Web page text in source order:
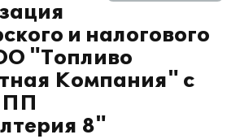
и налогового
"Топливо
Компания" с
ПП
8"